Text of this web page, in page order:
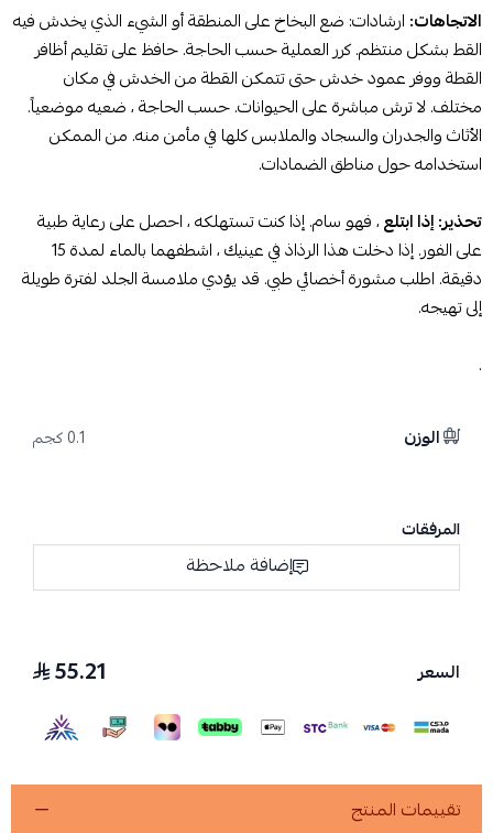
الاتجاهات: ارشادات: ضع البخاخ على المنطقة أو الشيء الذي يخدش فيه
القط بشكل منتظم. كرر العملية حسب الحاجة. حافظ على تقليم أظافر
القطة ووفر عمود خدش حتى تتمكن القطة من الخدش في مكان
مختلف. لا ترش مباشرة على الحيوانات. حسب الحاجة ، ضعيه موضعياً.
الأثاث والجدران والسجاد والملابس كلها في مأمن منه. من الممكن
استخدامه حول مناطق الضمادات.
تحذير: إذا ابتلع، فهو سام. إذا كنت تستهلكه ، احصل على رعاية طبية
على الفور. إذا دخلت هذا الرذاذ في عينيك ، اشطفهما بالماء لمدة 15
دقيقة. اطلب مشورة أخصائي طبي. قد يؤدي ملامسة الجلد لفترة طويلة
إلى تهيجه.
.
الوزن 0.1 كجم
المرفقات
إضافة ملاحظة
السعر 55.21
تقييمات المنتج